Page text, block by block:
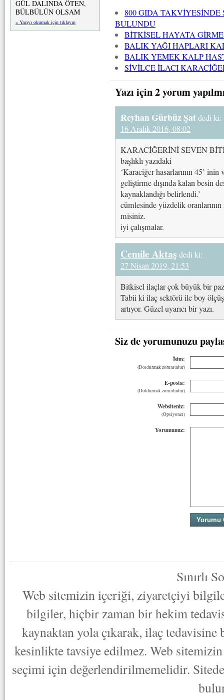
GÜL DALINDA ÖTEN,
BÜLBÜLÜN OLSAM
» Yazıyı okumak için tıklayın
800 GIDA
BULUNDU
BİTKİSEL HAYATA
BALIK YAĞI HAPLARI
BALIK YEMEK KALP
SİVİLCE İLACI
Yazı için 2 yorum
Reyhan Gürbüz Şatdedi ki:
16 Aralık 2016, 08:02
KARACİĞERİNİ SEVEN
başlıklı yazıdaki
‘Karaciğer hasarlarının 45’
geliştirme dışında kalan besin
kaynaklandığı belirlendi.’
cümlesinde yüzdelik
misiniz.
iyi çalışmalar.
Cemile Aktaş dedi ki:
27 Nisan 2019, 21:53
Bitkisel ilaçlar çok büyük bir
Tabii ki ilaç sektörü ile boy
artıyor. Güzel uyarıcı bir yazı.
Siz de yorumunuzu
İsim:
(Doldurmak zorunludur)
E-posta:
(Doldurmak zorunludur)
Websiteniz:
(Opsiyonel)
Yorumunuz:
Sınırlı
Web sitemizin içeriği, ziyaretçiyi
bilgiler, hiçbir zaman bir hekim
kaynaktan yola çıkarak, ilaç
kesinlikte tavsiye edilmez. Web
seçimi için değerlendirilmemelidir.